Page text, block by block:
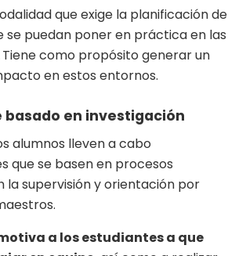
que exige la planificación de
se puedan poner en práctica en las
como propósito generar un
en estos entornos.
basado en investigación
alumnos lleven a cabo
que se basen en procesos
la supervisión y orientación por
a los estudiantes a que